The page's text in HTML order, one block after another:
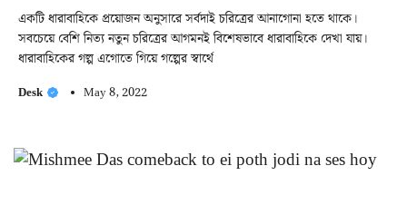
একটি ধারাবাহিকে প্রয়োজন অনুসারে সর্বদাই চরিত্রের আনাগোনা হতে থাকে।
সবচেয়ে বেশি নিত্য নতুন চরিত্রের আগমনই বিশেষভাবে ধারাবাহিকে দেখা যায়।
ধারাবাহিকের গল্প এগোতে গিয়ে গল্পের স্বার্থে
Desk May 8, 2022